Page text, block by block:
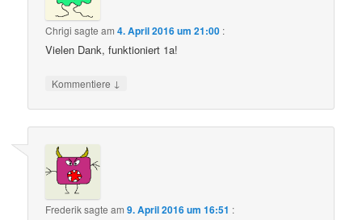
Chrigi sagte am4. April 2016 um 21:00 :
Vielen Dank, funktioniert 1a!
Kommentiere ↓
Frederiksagte am9. April 2016 um 16:51 :